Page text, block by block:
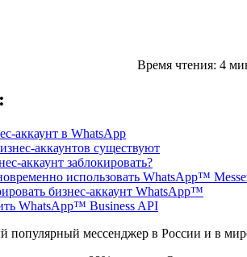
Время чтения: 4
аккаунт в WhatsApp
аккаунтов существуют
аккаунт заблокировать?
использовать WhatsApp™
бизнес-аккаунт WhatsApp™
WhatsApp™ Business API
популярный мессенджер в России и в